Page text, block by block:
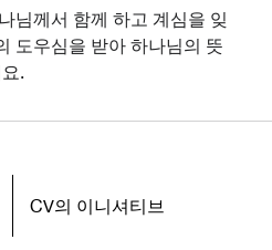
님께서 함께 하고 계심을 잊
도우심을 받아 하나님의 뜻
.
CV의 이니셔티브